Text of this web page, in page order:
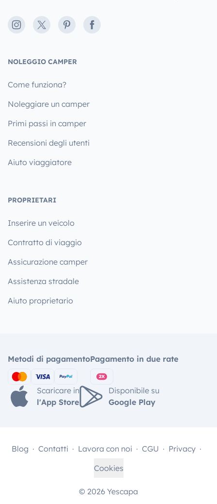
Instagram
X PinterestFacebook
NOLEGGIO CAMPER
Come funziona?
Noleggiare un camper
Primi passi in camper
Recensioni degli utenti
Aiuto viaggiatore
PROPRIETARI
Inserire un veicolo
Contratto di viaggio
Assicurazione camper
Assistenza stradale
Aiuto proprietario
Metodi di pagamentoPagamento in due rate
Scaricare in
l'App Store
Disponibile su
Google Play
© 2026 Yescapa
Blog Contatti Lavora con noi CGU
Privacy
Cookies